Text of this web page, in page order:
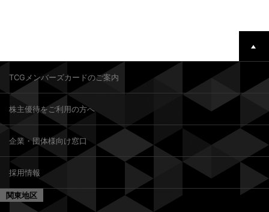
TCGメンバーズカードのご案内
株主優待をご利用の方へ
企業・団体様向け窓口
採用情報
関東地区